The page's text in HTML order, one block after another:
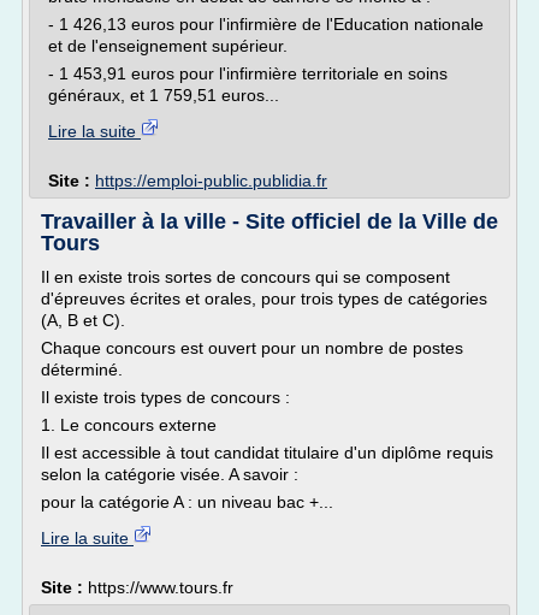
- 1 426,13 euros pour l'infirmière de l'Education nationale
et de l'enseignement supérieur.
- 1 453,91 euros pour l'infirmière territoriale en soins
généraux, et 1 759,51 euros...
Lire la suite
Site : https://emploi-public.publidia.fr
Travailler à la ville - Site officiel de la Ville de
Tours
Il en existe trois sortes de concours qui se composent
d'épreuves écrites et orales, pour trois types de catégories
(A, B et C).
Chaque concours est ouvert pour un nombre de postes
déterminé.
Il existe trois types de concours :
1. Le concours externe
Il est accessible à tout candidat titulaire d'un diplôme requis
selon la catégorie visée. A savoir :
pour la catégorie A : un niveau bac +...
Lire la suite
Site : https://www.tours.fr